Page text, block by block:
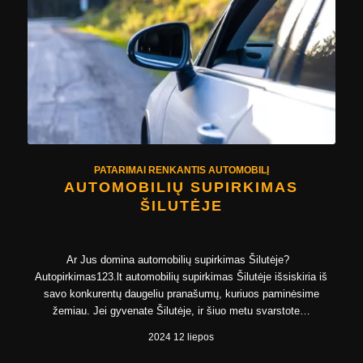
PATARIMAI RENKANTIS AUTOMOBILĮ
AUTOMOBILIŲ SUPIRKIMAS
ŠILUTĖJE
Ar Jus domina automobilių supirkimas Šilutėje?
Autopirkimas123.lt automobilių supirkimas Šilutėje išsiskiria iš
savo konkurentų daugeliu pranašumų, kuriuos paminėsime
žemiau. Jei gyvenate Šilutėje, ir šiuo metu svarstote…
2024 12 liepos